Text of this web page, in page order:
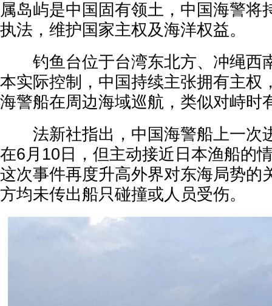
属岛屿是中国固有领土，中国海警将
执法，维护国家主权及海洋权益。
钓鱼台位于台湾东北方、冲绳西
本实际控制，中国持续主张拥有主权
海警船在周边海域巡航，类似对峙时
法新社指出，中国海警船上一次
在6月10日，但主动接近日本渔船的
这次事件再度升高外界对东海局势的
方均未传出船只碰撞或人员受伤。